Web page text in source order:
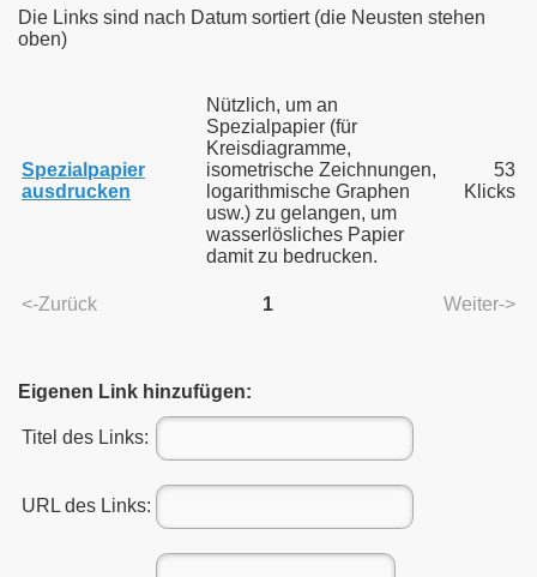
Die Links sind nach Datum sortiert (die Neusten stehen
oben)
Spezialpapier
ausdrucken
Nützlich, um an
Spezialpapier (für
Kreisdiagramme,
isometrische Zeichnungen,
logarithmische Graphen
usw.) zu gelangen, um
wasserlösliches Papier
damit zu bedrucken.
53
Klicks
<-Zurück 1 Weiter->
Eigenen Link hinzufügen:
Titel des Links:
URL des Links: